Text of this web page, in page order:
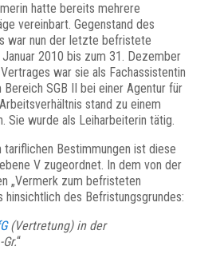
hatte bereits mehrere
vereinbart. Gegenstand des
war nun der letzte befristete
2010 bis zum 31. Dezember
war sie als Fachassistentin
Bereich SGB II bei einer Agentur für
stand zu einem
Sie wurde als Leiharbeiterin tätig.
tariflichen Bestimmungen ist diese
V zugeordnet. In dem von der
„Vermerk zum befristeten
hinsichtlich des Befristungsgrundes:
(Vertretung) in der
“